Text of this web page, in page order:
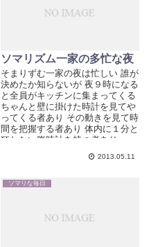
ソマリズム一家の多忙な夜
そまりずむ一家の夜は忙しい 誰が
決めたか知らないが 夜９時になる
と全員がキッチンに集まってくる
ちゃんと壁に掛けた時計を見てや
ってくる者あり その動きを見て時
間を把握する者あり 体内に１分と
狂わない腹時計を持つ者あり ...
2013.05.11
ソマリな毎日